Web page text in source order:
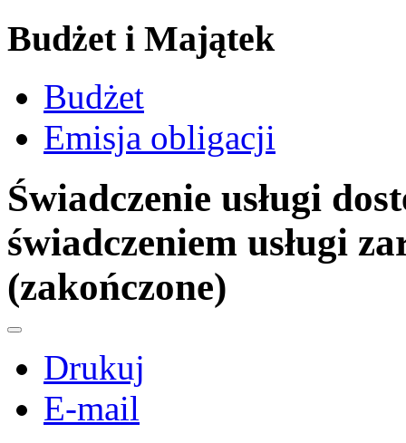
Budżet i Majątek
Budżet
Emisja obligacji
Świadczenie usługi
świadczeniem usługi
(zakończone)
Drukuj
E-mail